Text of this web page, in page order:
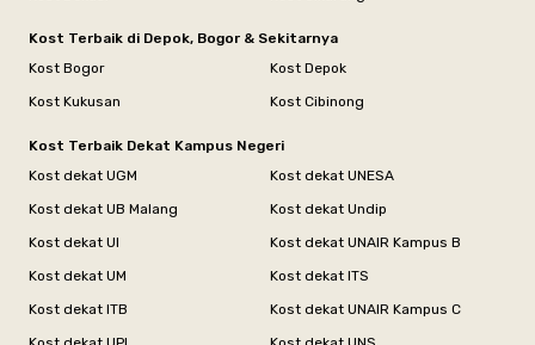
Kost Terbaik di Depok, Bogor & Sekitarnya
Kost Bogor
Kost Depok
Kost Kukusan
Kost Cibinong
Kost Terbaik Dekat Kampus Negeri
Kost dekat UGM
Kost dekat UNESA
Kost dekat UB Malang
Kost dekat Undip
Kost dekat UI
Kost dekat UNAIR Kampus B
Kost dekat UM
Kost dekat ITS
Kost dekat ITB
Kost dekat UNAIR Kampus C